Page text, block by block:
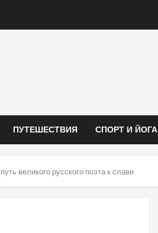
ПУТЕШЕСТВИЯ СПОРТ И ЙОГА
великого русского поэта к славе